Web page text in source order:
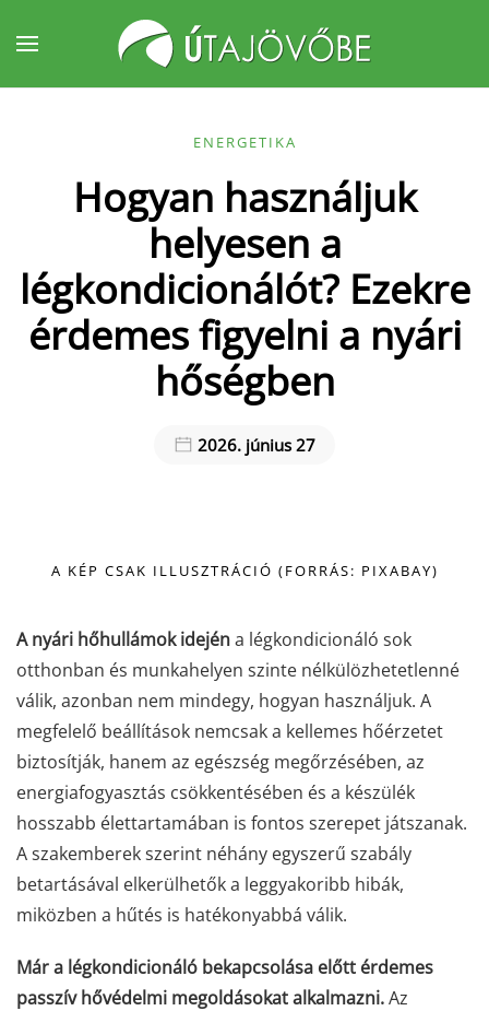
Fő tartalom átugrása
ENERGETIKA
Hogyan használjuk
helyesen a
légkondicionálót? Ezekre
érdemes figyelni a nyári
hőségben
2026. június 27
A KÉP CSAK ILLUSZTRÁCIÓ (FORRÁS: PIXABAY)
A nyári hőhullámok idejéna légkondicionáló sok
otthonban és munkahelyen szinte nélkülözhetetlenné
válik, azonban nem mindegy, hogyan használjuk. A
megfelelő beállítások nemcsak a kellemes hőérzetet
biztosítják, hanem az egészség megőrzésében, az
energiafogyasztás csökkentésében és a készülék
hosszabb élettartamában is fontos szerepet játszanak.
A szakemberek szerint néhány egyszerű szabály
betartásával elkerülhetők a leggyakoribb hibák,
miközben a hűtés is hatékonyabbá válik.
Már a légkondicionáló bekapcsolása előtt érdemes
passzív hővédelmi megoldásokat alkalmazni.Az